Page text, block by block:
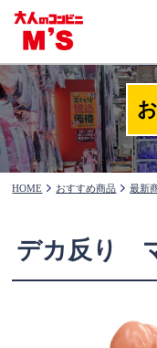
HOME おすすめ商品 最新
デカ反り